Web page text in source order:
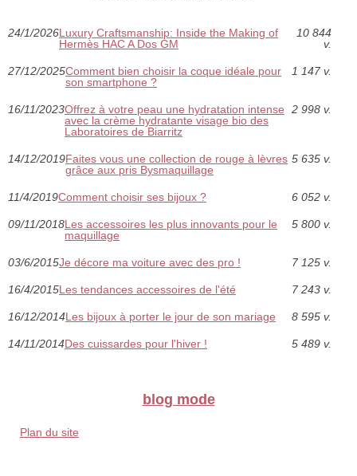
24/1/2026Luxury Craftsmanship: Inside the Making of
Hermès HAC A Dos GM
10 844
v.
27/12/2025Comment bien choisir la coque idéale pour
son smartphone ?
1 147 v.
16/11/2023Offrez à votre peau une hydratation intense
avec la crème hydratante visage bio des
Laboratoires de Biarritz
2 998 v.
14/12/2019Faites vous une collection de rouge à lèvres
grâce aux pris Bysmaquillage
5 635 v.
11/4/2019Comment choisir ses bijoux ? 6 052 v.
09/11/2018Les accessoires les plus innovants pour le
maquillage
5 800 v.
03/6/2015Je décore ma voiture avec des pro ! 7 125 v.
16/4/2015Les tendances accessoires de l'été 7 243 v.
16/12/2014Les bijoux à porter le jour de son mariage 8 595 v.
14/11/2014Des cuissardes pour l'hiver ! 5 489 v.
blog mode
Plan du site